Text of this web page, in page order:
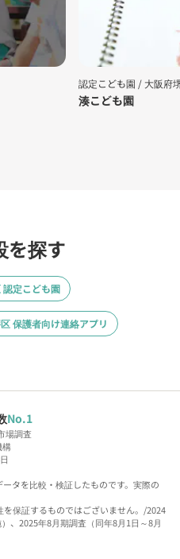
認定こども園 / 大阪府
湊こども園
を探す
認定こども園
保護者向け連絡アプリ
No.1
場調査
構
タを比較・検証したものです。実際の
保証するものではございません。/2024
、2025年8月期調査（同年8月1日～8月